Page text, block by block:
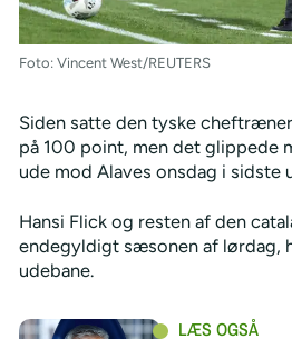
Foto: Vincent West/REUTERS
Siden satte den tyske
på 100 point, men det glippede
ude mod Alaves onsdag i sidste
Hansi Flick og resten af den
endegyldigt sæsonen af lørdag,
udebane.